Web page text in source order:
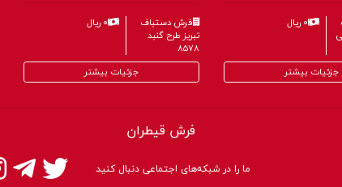
۰ ریال
فرش دستباف
تبریز طرح گنبد
۸۵۷۸
جزئیات بیشتر
۰ ریال
جزئیات بیشتر
فرش قیطران
ما را در شبکه‌های اجتماعی دنبال کنید